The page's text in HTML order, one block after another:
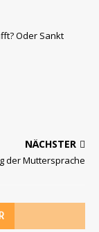
Oder Sankt
NÄCHSTER
der Muttersprache